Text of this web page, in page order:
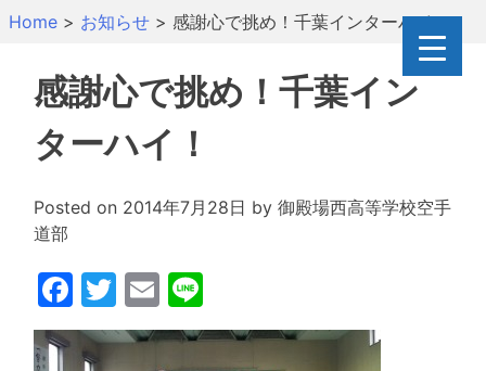
SkipHome > お知らせ > 感謝心で挑め！千葉インターハイ！
感謝心で挑め！千葉イン
ターハイ！
Posted on 2014年7月28日 by 御殿場西高等学校空手
道部
Facebook
Twitter
Email